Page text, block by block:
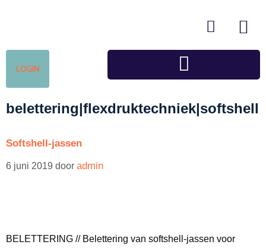
LOGIN
belettering|flexdruktechniek|softshell
Softshell-jassen
6 juni 2019 door admin
BELETTERING // Belettering van softshell-jassen voor